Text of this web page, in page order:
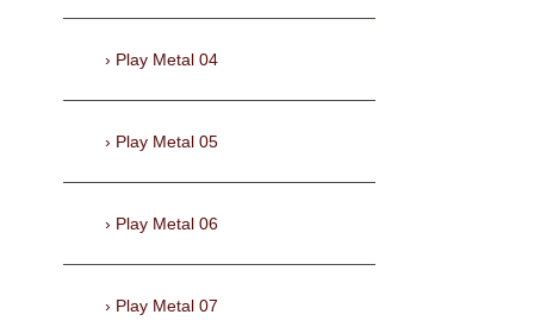
Play Metal 04
Play Metal 05
Play Metal 06
Play Metal 07